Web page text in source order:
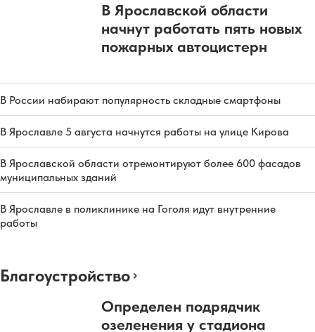
В Ярославской области
начнут работать пять новых
пожарных автоцистерн
В России набирают популярность складные смартфоны
В Ярославле 5 августа начнутся работы на улице Кирова
В Ярославской области отремонтируют более 600 фасадов
муниципальных зданий
В Ярославле в поликлинике на Гоголя идут внутренние
работы
Благоустройство
Определен подрядчик
озеленения у стадиона